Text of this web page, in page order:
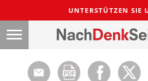
UNTERSTÜTZEN SIE